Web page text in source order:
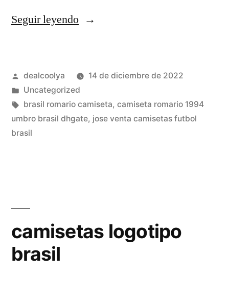
Seguir leyendo«equipacion
para
dream
league
Publicado
por
dealcoolya
14 de diciembre de 2022
Publicado
en
Uncategorized
Etiquetas:
brasil romario camiseta, camiseta romario 1994
umbro brasil dhgate, jose venta camisetas futbol
brasil
camisetas logotipo
brasil